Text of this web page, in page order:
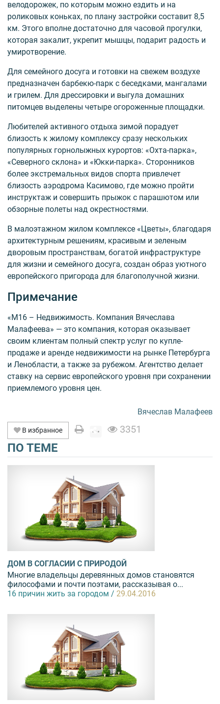
велодорожек, по которым можно ездить и на
роликовых коньках, по плану застройки составит 8,5
км. Этого вполне достаточно для часовой прогулки,
которая закалит, укрепит мышцы, подарит радость и
умиротворение.
Для семейного досуга и готовки на свежем воздухе
предназначен барбекю-парк с беседками, мангалами
и грилем. Для дрессировки и выгула домашних
питомцев выделены четыре огороженные площадки.
Любителей активного отдыха зимой порадует
близость к жилому комплексу сразу нескольких
популярных горнолыжных курортов: «Охта-парка»,
«Северного склона» и «Юкки-парка». Сторонников
более экстремальных видов спорта привлечет
близость аэродрома Касимово, где можно пройти
инструктаж и совершить прыжок с парашютом или
обзорные полеты над окрестностями.
В малоэтажном жилом комплексе «Цветы», благодаря
архитектурным решениям, красивым и зеленым
дворовым пространствам, богатой инфраструктуре
для жизни и семейного досуга, создан образ уютного
европейского пригорода для благополучной жизни.
Примечание
«М16 – Недвижимость. Компания Вячеслава
Малафеева» — это компания, которая оказывает
своим клиентам полный спектр услуг по купле-
продаже и аренде нед­вижимости на рынке Петербурга
и Леноб­ласти, а также за рубежом. Агентство делает
ставку на сервис евро­пейского уровня при сохранении
приемлемого уровня цен.
Вячеслав Малафеев
В избранное 3351
ПО ТЕМЕ
ДОМ В СОГЛАСИИ С ПРИРОДОЙ
Многие владельцы деревянных домов становятся
философами и почти поэтами, рассказывая о...
16 причин жить за городом / 29.04.2016